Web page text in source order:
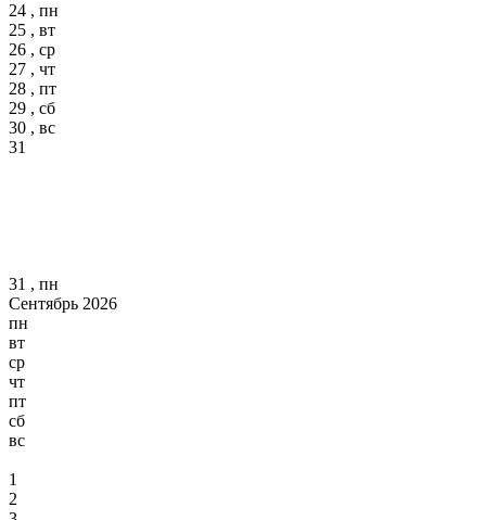
24 , пн
25 , вт
26 , ср
27 , чт
28 , пт
29 , сб
30 , вс
31
31 , пн
Сентябрь 2026
пн
вт
ср
чт
пт
сб
вс
1
2